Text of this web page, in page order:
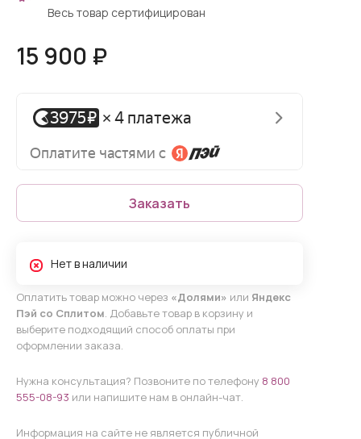
Весь товар сертифицирован
15 900 ₽
Заказать
Нет в наличии
Оплатить товар можно через «Долями» или Яндекс
Пэй со Сплитом. Добавьте товар в корзину и
выберите подходящий способ оплаты при
оформлении заказа.
Нужна консультация? Позвоните по телефону 8 800
555-08-93 или напишите нам в онлайн-чат.
Информация на сайте не является публичной